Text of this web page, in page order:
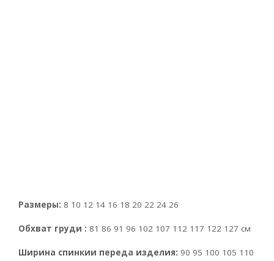
Размеры: 8 10 12 14 16 18 20 22 24 26
Обхват груди : 81 86 91 96 102 107 112 117 122 127 см
Ширина спинкии переда изделия: 90 95 100 105 110